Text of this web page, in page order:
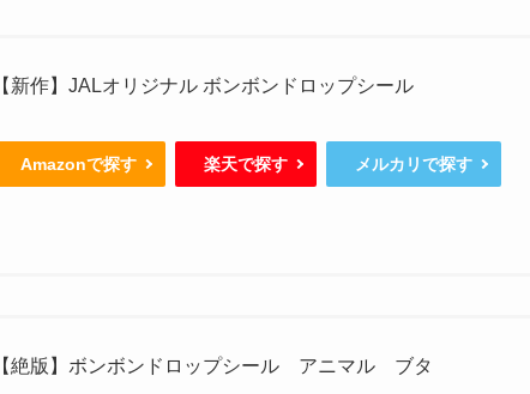
【新作】JALオリジナル ボンボンドロップシール
Amazonで探す 楽天で探す メルカリで探す
【絶版】ボンボンドロップシール アニマル ブタ